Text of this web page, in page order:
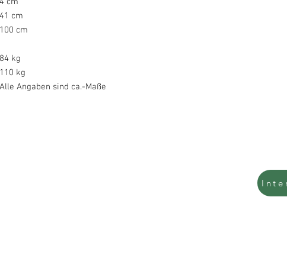
41 cm
100 cm
84 kg
110 kg
Alle Angaben sind ca.-Maße